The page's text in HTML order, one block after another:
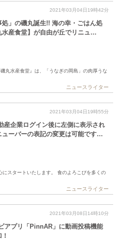
2021年03月04日19時42分
処」の磯丸誕生!! 海の幸・ごはん処
水産食堂】が自由が丘でリニュ…
丸水産食堂』は、「うなぎの岡島」の肉厚うな
ニュースライター
2021年03月04日19時55分
産企業ログイン後に左側に表示され
ューバーの表記の変更は可能です…
スタートいたします。 食のよろこびを多くの
ニュースライター
2021年03月08日14時10分
アプリ「PinnAR」に動画投稿機能